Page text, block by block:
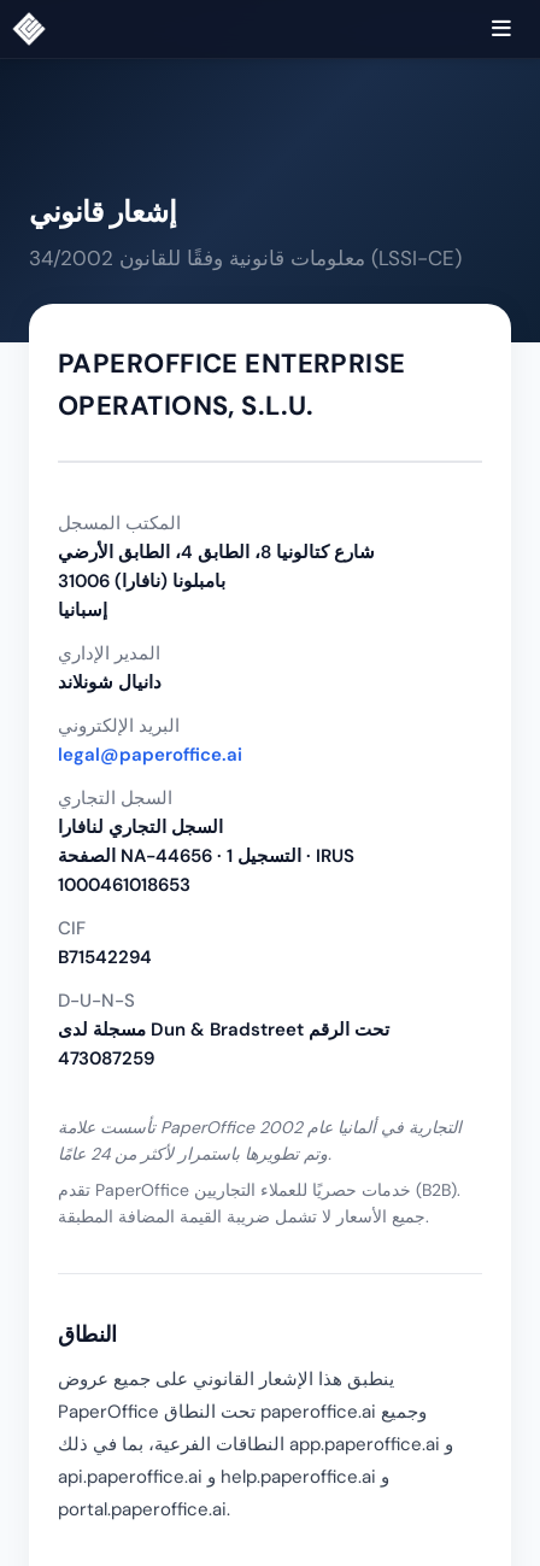
إشعار قانوني
معلومات قانونية وفقًا للقانون 34/2002 (LSSI-CE)
PAPEROFFICE ENTERPRISE
OPERATIONS, S.L.U.
المكتب المسجل
شارع كتالونيا 8، الطابق 4، الطابق الأرضي
31006 بامبلونا (نافارا)
إسبانيا
المدير الإداري
دانيال شونلاند
البريد الإلكتروني
legal@paperoffice.ai
السجل التجاري
السجل التجاري لنافارا
الصفحة NA-44656 · التسجيل 1 · IRUS
1000461018653
CIF
B71542294
D-U-N-S
مسجلة لدى Dun & Bradstreet تحت الرقم
473087259
تأسست علامة PaperOffice التجارية في ألمانيا عام 2002
وتم تطويرها باستمرار لأكثر من 24 عامًا.
تقدم PaperOffice خدمات حصريًا للعملاء التجاريين (B2B).
جميع الأسعار لا تشمل ضريبة القيمة المضافة المطبقة.
النطاق
ينطبق هذا الإشعار القانوني على جميع عروض
PaperOffice تحت النطاق paperoffice.ai وجميع
النطاقات الفرعية، بما في ذلك app.paperoffice.ai و
api.paperoffice.ai و help.paperoffice.ai و
portal.paperoffice.ai.